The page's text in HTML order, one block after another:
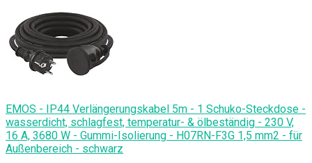
EMOS - IP44 Verlängerungskabel 5m - 1 Schuko-Steckdose -
wasserdicht, schlagfest, temperatur- & ölbeständig - 230 V,
16 A, 3680 W - Gummi-Isolierung - H07RN-F3G 1,5 mm2 - für
Außenbereich - schwarz